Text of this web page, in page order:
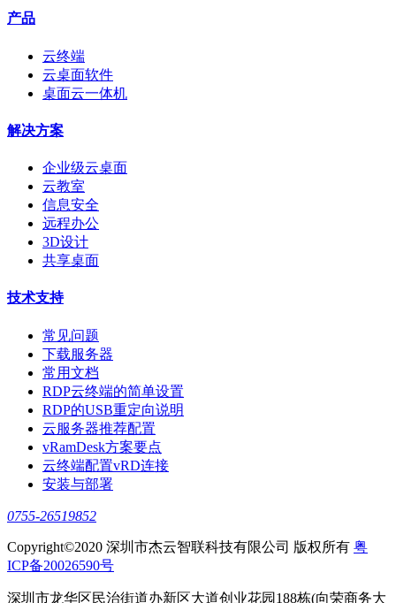
产品
云终端
云桌面软件
桌面云一体机
解决方案
企业级云桌面
云教室
信息安全
远程办公
3D设计
共享桌面
技术支持
常见问题
下载服务器
常用文档
RDP云终端的简单设置
RDP的USB重定向说明
云服务器推荐配置
vRamDesk方案要点
云终端配置vRD连接
安装与部署
0755-26519852
Copyright©2020 深圳市杰云智联科技有限公司 版权所有 粤
ICP备20026590号
深圳市龙华区民治街道办新区大道创业花园188栋(向荣商务大